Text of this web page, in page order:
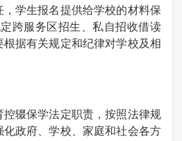
学生报名提供给学校的材料保
跨服务区招生、私自招收借读
据有关规定和纪律对学校及相
辍保学法定职责，按照法律规
政府、学校、家庭和社会各方